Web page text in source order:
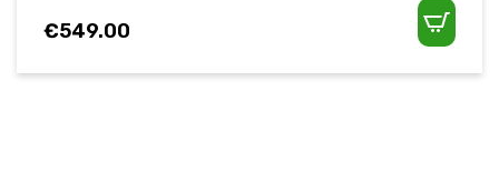
€549.00